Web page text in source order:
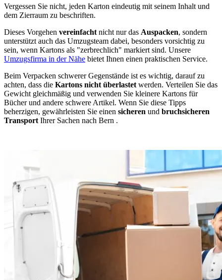
Vergessen Sie nicht, jeden Karton eindeutig mit seinem Inhalt und
dem Zierraum zu beschriften.
Dieses Vorgehen vereinfacht nicht nur das Auspacken, sondern
unterstützt auch das Umzugsteam dabei, besonders vorsichtig zu
sein, wenn Kartons als "zerbrechlich" markiert sind. Unsere
Umzugsfirma in der Nähe bietet Ihnen einen praktischen Service.
Beim Verpacken schwerer Gegenstände ist es wichtig, darauf zu
achten, dass die Kartons nicht überlastet werden. Verteilen Sie das
Gewicht gleichmäßig und verwenden Sie kleinere Kartons für
Bücher und andere schwere Artikel. Wenn Sie diese Tipps
beherzigen, gewährleisten Sie einen sicheren und bruchsicheren
Transport Ihrer Sachen nach Bern ⁠.